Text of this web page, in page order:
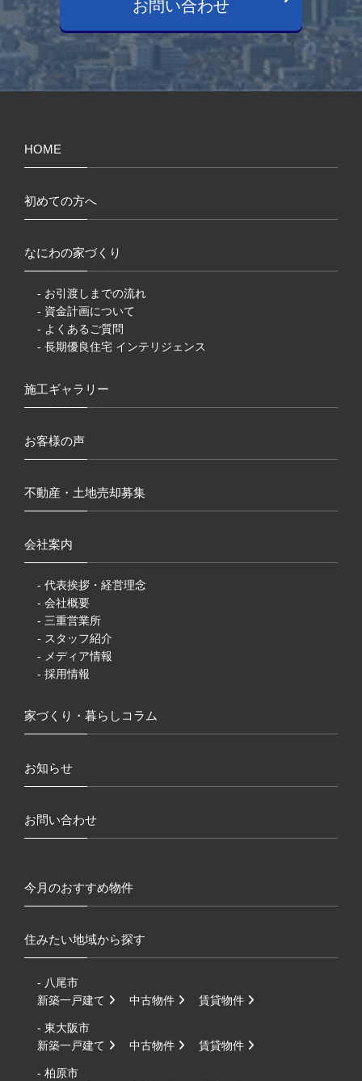
お問い合わせ
HOME
初めての方へ
なにわの家づくり
- お引渡しまでの流れ
- 資金計画について
- よくあるご質問
- 長期優良住宅 インテリジェンス
施工ギャラリー
お客様の声
不動産・土地売却募集
会社案内
- 代表挨拶・経営理念
- 会社概要
- 三重営業所
- スタッフ紹介
- メディア情報
- 採用情報
家づくり・暮らしコラム
お知らせ
お問い合わせ
今月のおすすめ物件
住みたい地域から探す
- 八尾市
新築一戸建て
中古物件 賃貸物件
- 東大阪市
新築一戸建て
中古物件 賃貸物件
- 柏原市